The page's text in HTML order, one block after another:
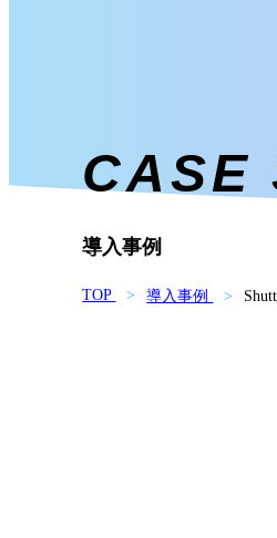
CASE
導入事例
TOP 導入事例